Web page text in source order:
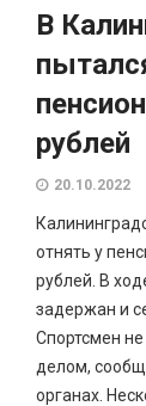
В
рублей
20.10.2022
отнять у
рублей. В
задержан и
Спортсмен
делом,
органах.